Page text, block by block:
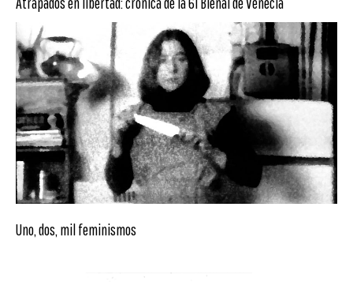
Uno, dos, mil feminismos